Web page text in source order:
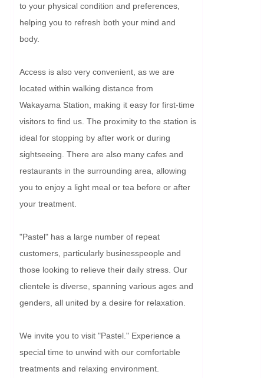
to your physical condition and preferences,
helping you to refresh both your mind and
body.
Access is also very convenient, as we are
located within walking distance from
Wakayama Station, making it easy for first-time
visitors to find us. The proximity to the station is
ideal for stopping by after work or during
sightseeing. There are also many cafes and
restaurants in the surrounding area, allowing
you to enjoy a light meal or tea before or after
your treatment.
"Pastel" has a large number of repeat
customers, particularly businesspeople and
those looking to relieve their daily stress. Our
clientele is diverse, spanning various ages and
genders, all united by a desire for relaxation.
We invite you to visit "Pastel." Experience a
special time to unwind with our comfortable
treatments and relaxing environment.